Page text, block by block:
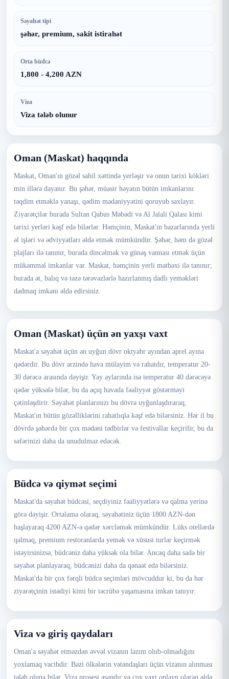
Səyahət tipi
şəhər, premium, sakit istirahət
Orta büdcə
1,800 - 4,200 AZN
Viza
Viza tələb olunur
Oman (Maskat) haqqında
Maskat, Oman'ın gözəl sahil xəttində yerləşir və onun tarixi kökləri
min illərə dayanır. Bu şəhər, müasir həyatın bütün imkanlarını
təqdim etməklə yanaşı, qədim mədəniyyətini qoruyub saxlayır.
Ziyarətçilər burada Sultan Qabus Məbədi və Al Jalali Qalası kimi
tarixi yerləri kəşf edə bilərlər. Həmçinin, Maskat'ın bazarlarında yerli
əl işləri və ədviyyatları əldə etmək mümkündür. Şəhər, həm də gözəl
plajları ilə tanınır, burada dincəlmək və günəş vannası etmək üçün
mükəmməl imkanlar var. Maskat, həmçinin yerli mətbəxi ilə tanınır;
burada ət, balıq və təzə tərəvəzlərlə hazırlanmış dadlı yeməkləri
dadmaq imkanı əldə edirsiniz.
Oman (Maskat) üçün ən yaxşı vaxt
Maskat'a səyahət üçün ən uyğun dövr oktyabr ayından aprel ayına
qədərdir. Bu dövr ərzində hava mülayim və rahatdır, temperatur 20-
30 dərəcə arasında dəyişir. Yay aylarında isə temperatur 40 dərəcəyə
qədər yüksələ bilər, bu da açıq havada fəaliyyət göstərməyi
çətinləşdirir. Səyahət planlarınızı bu dövrə uyğunlaşdıraraq,
Maskat'ın bütün gözəlliklərini rahatlıqla kəşf edə bilərsiniz. Hər il bu
dövrdə şəhərdə bir çox mədəni tədbirlər və festivallar keçirilir, bu da
səfərinizi daha da unudulmaz edəcək.
Büdcə və qiymət seçimi
Maskat'da səyahət büdcəsi, seçdiyiniz fəaliyyətlərə və qalma yerinə
görə dəyişir. Ortalama olaraq, səyahətiniz üçün 1800 AZN-dən
başlayaraq 4200 AZN-ə qədər xərcləmək mümkündür. Lüks otellərdə
qalmaq, premium restoranlarda yemək və xüsusi turlar keçirmək
istəyirsinizsə, büdcəniz daha yüksək ola bilər. Ancaq daha sadə bir
səyahət planlayaraq, büdcənizi daha da qənaət edə bilərsiniz.
Maskat'da bir çox fərqli büdcə seçimləri mövcuddur ki, bu da hər
ziyarətçinin istədiyi kimi bir təcrübə yaşamasına imkan tanıyır.
Viza və giriş qaydaları
Oman'a səyahət etməzdən əvvəl vizanın lazım olub-olmadığını
yoxlamaq vacibdir. Bəzi ölkələrin vətəndaşları üçün vizanın alınması
tələb oluna bilər. Viza prosesi asandır və çox vaxt onlayn olaraq əldə